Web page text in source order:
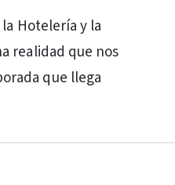
Hotelería y la
realidad que nos
que llega